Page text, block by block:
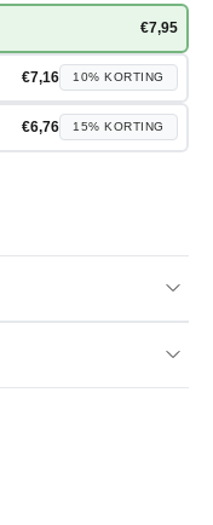
€7,95
€7,16 10% KORTING
€6,76 15% KORTING